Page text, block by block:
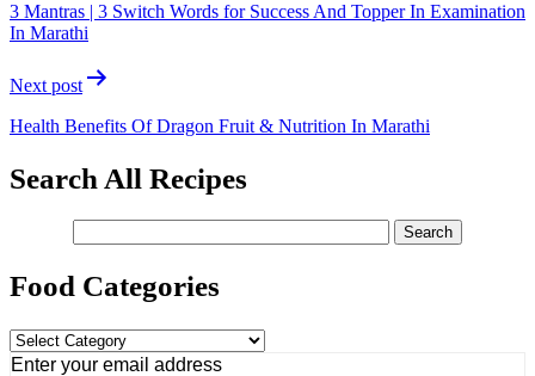
3 Mantras | 3 Switch Words for Success And Topper In Examination
In Marathi
Next post
Health Benefits Of Dragon Fruit & Nutrition In Marathi
Search All Recipes
Food Categories
Food
Categories
Enter your email address